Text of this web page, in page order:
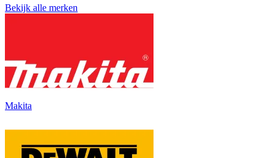
Bekijk alle merken
Makita